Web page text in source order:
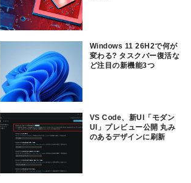
Windows 11 26H2で何が
変わる? タスクバー復活な
ど注目の新機能3つ
VS Code、新UI「モダン
UI」プレビュー公開 丸み
のあるデザインに刷新